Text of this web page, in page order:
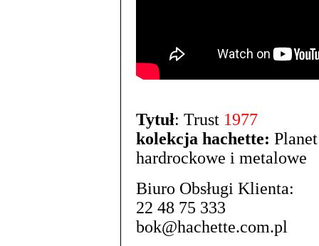
Tytuł: Trust 1977
kolekcja hachette:
hardrockowe i metalowe
Biuro Obsługi Klienta:
22 48 75 333
bok@hachette.com.pl